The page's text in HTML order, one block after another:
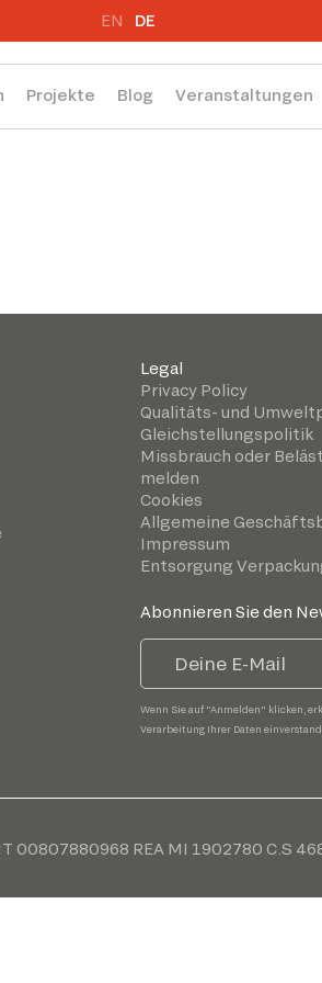
EN DE
Projekte Blog Veranstaltungen
Legal
Privacy Policy
Qualitäts- und
Gleichstellungspolitik
Missbrauch oder
melden
Cookies
Allgemeine
Impressum
Entsorgung
Abonnieren Sie den
Wenn Sie auf "Anmelden" klicken,
Verarbeitung Ihrer Daten
00807880968 REA MI 1902780 C.S